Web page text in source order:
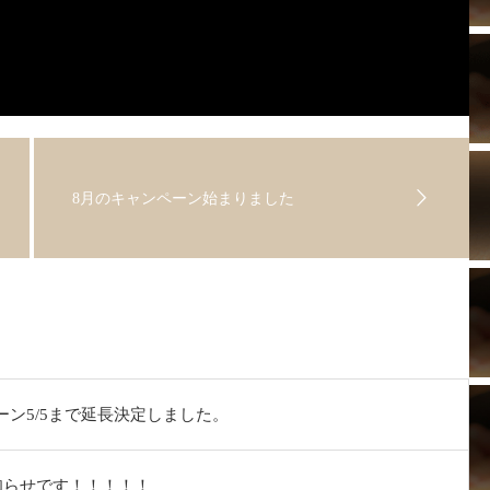
8月のキャンペーン始まりました
5/5まで延長決定しました。
せです！！！！！